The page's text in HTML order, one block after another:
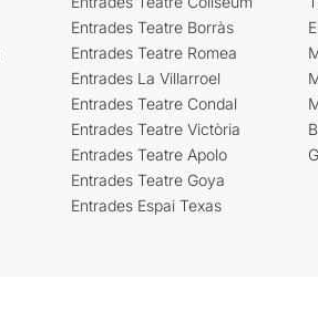
Entrades Teatre Borràs
Entrades Teatre Romea
Entrades La Villarroel
Entrades Teatre Condal
Entrades Teatre Victòria
Entrades Teatre Apolo
Entrades Teatre Goya
Entrades Espai Texas